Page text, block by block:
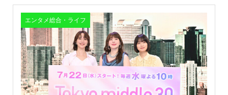
エンタメ総合・ライフ